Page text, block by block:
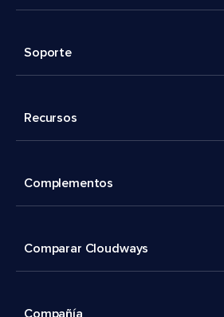
Soporte
Recursos
Complementos
Comparar Cloudways
Compañía